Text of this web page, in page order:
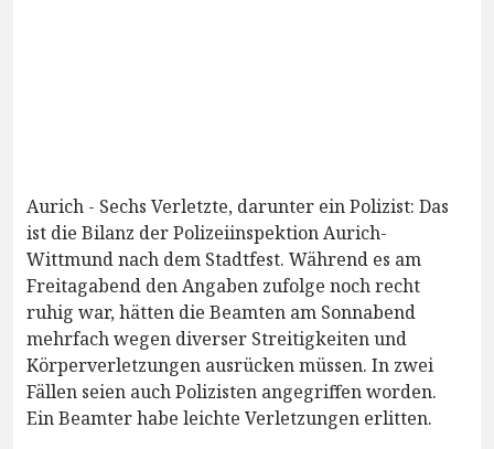
Aurich - Sechs Verletzte, darunter ein Polizist: Das
ist die Bilanz der Polizeiinspektion Aurich-
Wittmund nach dem Stadtfest. Während es am
Freitagabend den Angaben zufolge noch recht
ruhig war, hätten die Beamten am Sonnabend
mehrfach wegen diverser Streitigkeiten und
Körperverletzungen ausrücken müssen. In zwei
Fällen seien auch Polizisten angegriffen worden.
Ein Beamter habe leichte Verletzungen erlitten.